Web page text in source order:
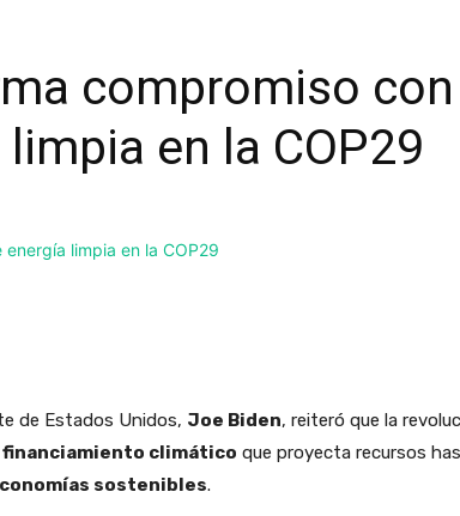
compromiso
en la COP29
de Estados Unidos, Joe Biden, reiteró que la
climático que proyecta recursos
sostenibles.